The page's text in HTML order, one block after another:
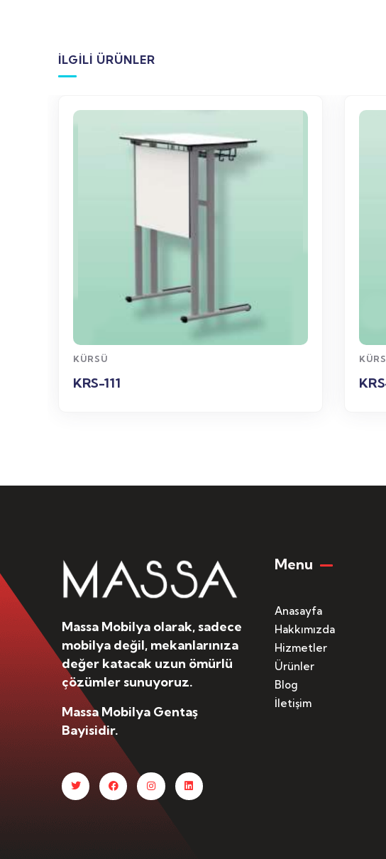
İLGILI ÜRÜNLER
WhatsApp
KÜRSÜ
KRS-111
Massa Mobilya olarak, sadece
mobilya değil, mekanlarınıza
değer katacak uzun ömürlü
çözümler sunuyoruz.
Massa Mobilya Gentaş
Bayisidir.
Menu
Anasayfa
Hakkımızda
Hizmetler
Ürünler
Blog
İletişim